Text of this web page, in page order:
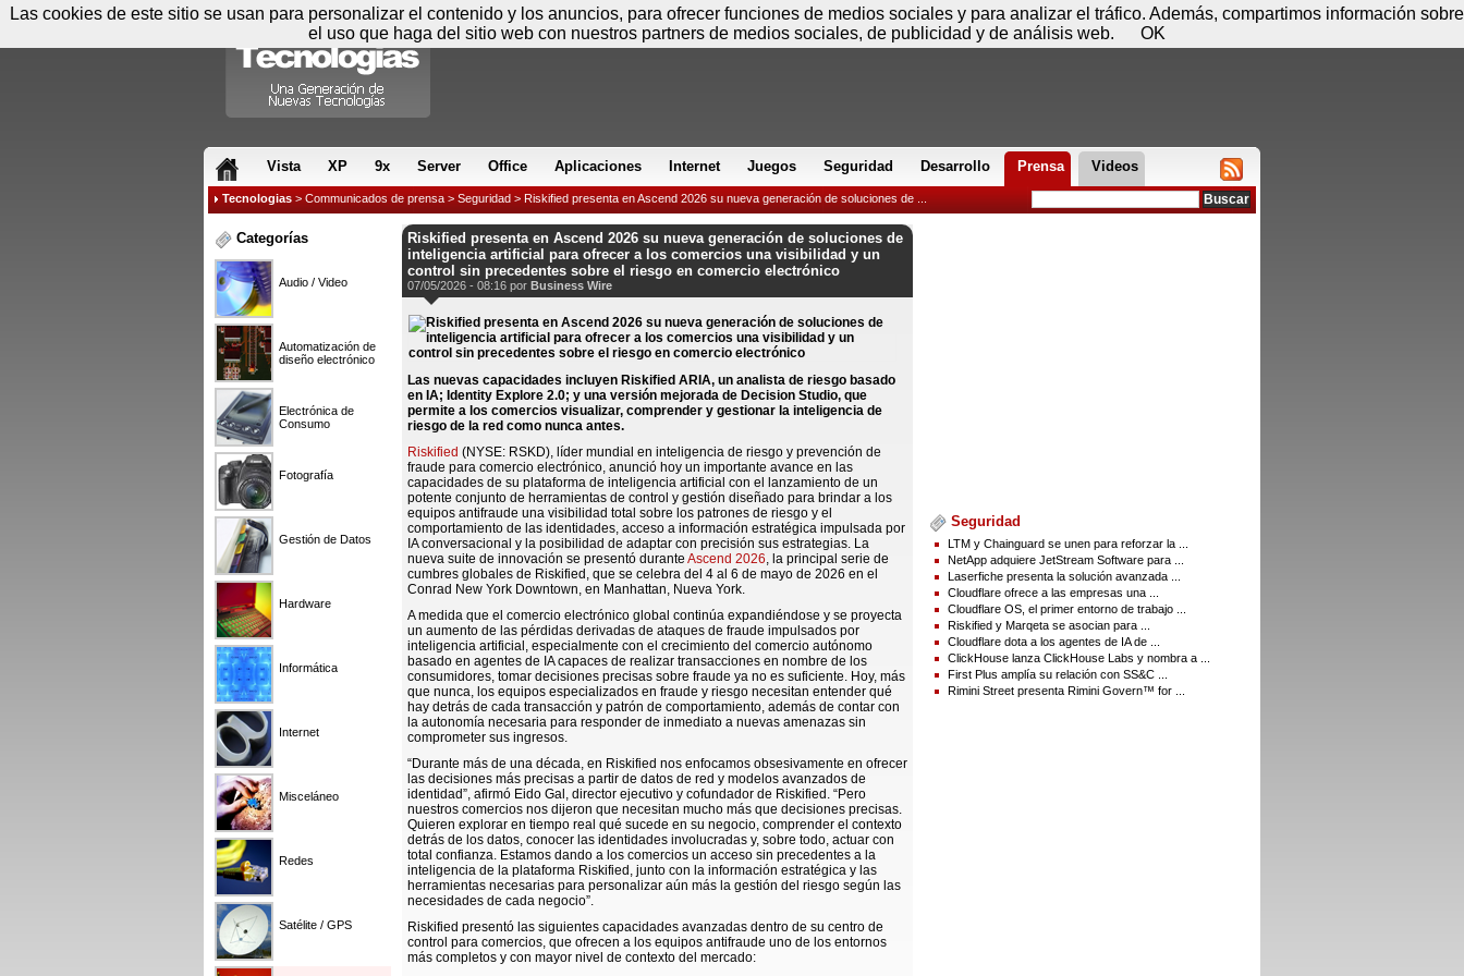
Vista XP 9x Server Office Aplicaciones Internet Juegos Seguridad Desarrollo Prensa Videos
Tecnologias > Communicados de prensa > Seguridad > Riskified presenta en Ascend 2026 su nueva generación de soluciones de ...
Categorías
Audio / Video
Automatización de
diseño electrónico
Electrónica de
Consumo
Fotografía
Gestión de Datos
Hardware
Informática
Internet
Misceláneo
Redes
Satélite / GPS
Riskified presenta en Ascend 2026 su nueva generación de soluciones de
inteligencia artificial para ofrecer a los comercios una visibilidad y un
control sin precedentes sobre el riesgo en comercio electrónico
07/05/2026 - 08:16 por Business Wire
Las nuevas capacidades incluyen Riskified ARIA, un analista de riesgo basado
en IA; Identity Explore 2.0; y una versión mejorada de Decision Studio, que
permite a los comercios visualizar, comprender y gestionar la inteligencia de
riesgo de la red como nunca antes.
Riskified (NYSE: RSKD), líder mundial en inteligencia de riesgo y prevención de
fraude para comercio electrónico, anunció hoy un importante avance en las
capacidades de su plataforma de inteligencia artificial con el lanzamiento de un
potente conjunto de herramientas de control y gestión diseñado para brindar a los
equipos antifraude una visibilidad total sobre los patrones de riesgo y el
comportamiento de las identidades, acceso a información estratégica impulsada por
IA conversacional y la posibilidad de adaptar con precisión sus estrategias. La
nueva suite de innovación se presentó durante Ascend 2026, la principal serie de
cumbres globales de Riskified, que se celebra del 4 al 6 de mayo de 2026 en el
Conrad New York Downtown, en Manhattan, Nueva York.
A medida que el comercio electrónico global continúa expandiéndose y se proyecta
un aumento de las pérdidas derivadas de ataques de fraude impulsados por
inteligencia artificial, especialmente con el crecimiento del comercio autónomo
basado en agentes de IA capaces de realizar transacciones en nombre de los
consumidores, tomar decisiones precisas sobre fraude ya no es suficiente. Hoy, más
que nunca, los equipos especializados en fraude y riesgo necesitan entender qué
hay detrás de cada transacción y patrón de comportamiento, además de contar con
la autonomía necesaria para responder de inmediato a nuevas amenazas sin
comprometer sus ingresos.
“Durante más de una década, en Riskified nos enfocamos obsesivamente en ofrecer
las decisiones más precisas a partir de datos de red y modelos avanzados de
identidad”, afirmó Eido Gal, director ejecutivo y cofundador de Riskified. “Pero
nuestros comercios nos dijeron que necesitan mucho más que decisiones precisas.
Quieren explorar en tiempo real qué sucede en su negocio, comprender el contexto
detrás de los datos, conocer las identidades involucradas y, sobre todo, actuar con
total confianza. Estamos dando a los comercios un acceso sin precedentes a la
inteligencia de la plataforma Riskified, junto con la información estratégica y las
herramientas necesarias para personalizar aún más la gestión del riesgo según las
necesidades de cada negocio”.
Riskified presentó las siguientes capacidades avanzadas dentro de su centro de
control para comercios, que ofrecen a los equipos antifraude uno de los entornos
más completos y con mayor nivel de contexto del mercado:
Seguridad
LTM y Chainguard se unen para reforzar la ...
NetApp adquiere JetStream Software para ...
Laserfiche presenta la solución avanzada ...
Cloudflare ofrece a las empresas una ...
Cloudflare OS, el primer entorno de trabajo ...
Riskified y Marqeta se asocian para ...
Cloudflare dota a los agentes de IA de ...
ClickHouse lanza ClickHouse Labs y nombra a ...
First Plus amplía su relación con SS&C ...
Rimini Street presenta Rimini Govern™ for ...
Sábado 08 de agosto - 09:37 Registrar Conectar
Las cookies de este sitio se usan para personalizar el contenido y los anuncios, para ofrecer funciones de medios sociales y para analizar el tráfico. Además, compartimos información sobre
el uso que haga del sitio web con nuestros partners de medios sociales, de publicidad y de análisis web.
OK